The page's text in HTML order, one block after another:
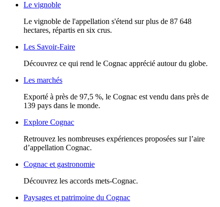
Le vignoble
Le vignoble de l'appellation s'étend sur plus de 87 648
hectares, répartis en six crus.
Les Savoir-Faire
Découvrez ce qui rend le Cognac apprécié autour du globe.
Les marchés
Exporté à près de 97,5 %, le Cognac est vendu dans près de
139 pays dans le monde.
Explore Cognac
Retrouvez les nombreuses expériences proposées sur l’aire
d’appellation Cognac.
Cognac et gastronomie
Découvrez les accords mets-Cognac.
Paysages et patrimoine du Cognac